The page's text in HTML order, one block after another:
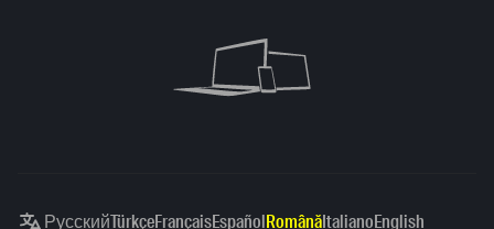
РусскийTürkçeFrançaisEspañolRomânăItalianoEnglish